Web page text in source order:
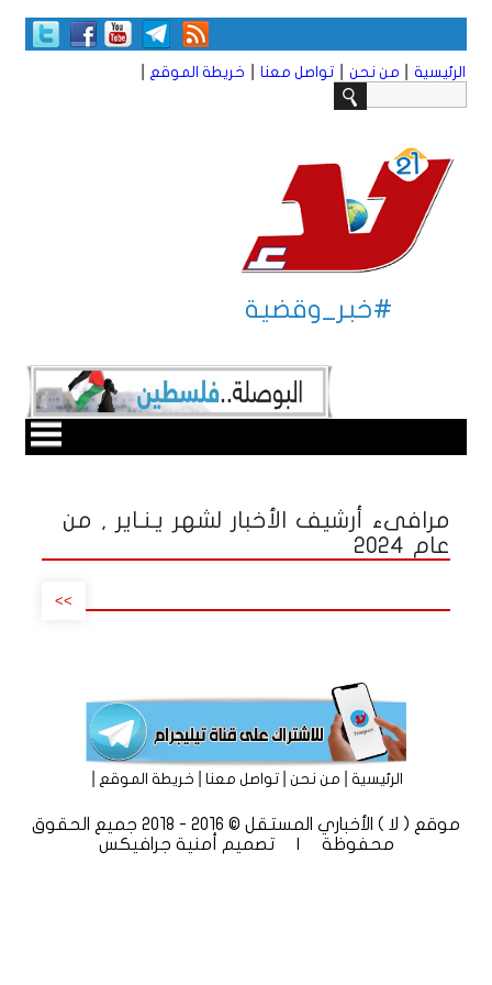
الرئيسية من نحن تواصل معنا خريطة الموقع
#خبر_وقضية
مرافىء أرشيف الأخبار لشهر يـنـاير , من
عام 2024
>>
الرئيسية|من نحن|تواصل معنا|خريطة الموقع
موقع ( لا ) الأخباري المستقل © 2016 - 2018 جميع الحقوق
محفوظة | تصميم
أمنية جرافيكس